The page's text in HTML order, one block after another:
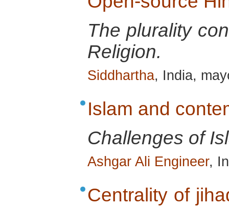
The plurality
Religion.
Siddhartha, India,
Islam and
Challenges of
Ashgar Ali Engineer,
Centrality of